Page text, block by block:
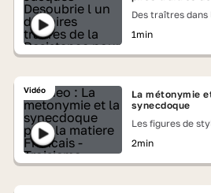
Des traîtres
1min
Vidéo
La métonymie
synecdoque
Les figures de
2min